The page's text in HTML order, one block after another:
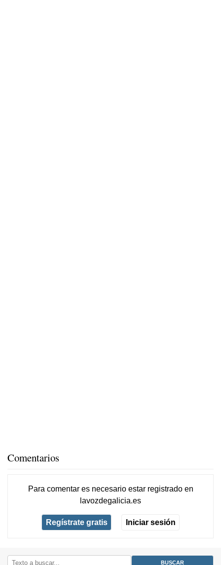
Comentarios
Para comentar es necesario estar registradoen
lavozdegalicia.es
Regístrate gratis Iniciar sesión